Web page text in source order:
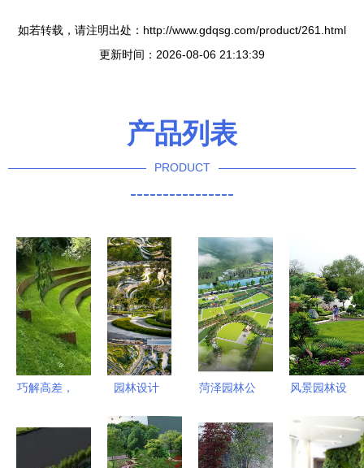
如若转载，请注明出处：http://www.gdqsg.com/product/261.html
更新时间：2026-08-06 21:13:39
产品列表
PRODUCT
----------------
巧解高差，
景观快题设
计中的高差
园林设计
的诗意交响
菏泽园林公
运，打造诗
意栖居的园
风景园林设
问题及自然
景观特征展